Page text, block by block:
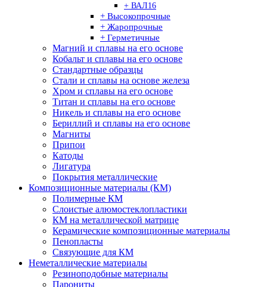
+ ВАЛ16
+ Высокопрочные
+ Жаропрочные
+ Герметичные
Магний и сплавы на его основе
Кобальт и сплавы на его основе
Стандартные образцы
Стали и сплавы на основе железа
Хром и сплавы на его основе
Титан и сплавы на его основе
Никель и сплавы на его основе
Бериллий и сплавы на его основе
Магниты
Припои
Катоды
Лигатура
Покрытия металлические
Композиционные материалы (КМ)
Полимерные КМ
Слоистые алюмостеклопластики
КМ на металлической матрице
Керамические композиционные материалы
Пенопласты
Связующие для КМ
Неметаллические материалы
Резиноподобные материалы
Парониты